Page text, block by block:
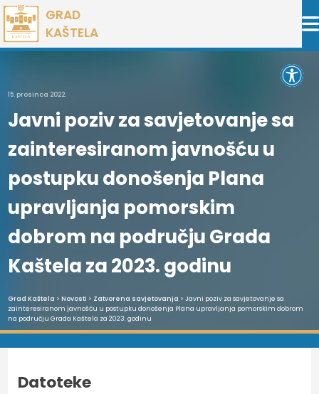
Preskoči
na
sadržaj
GRAD
KAŠTELA
15. prosinca 2022.
Javni poziv za savjetovanje sa
zainteresiranom javnošću u
postupku donošenja Plana
upravljanja pomorskim
dobrom na području Grada
Kaštela za 2023. godinu
Grad Kaštela > Novosti > Zatvorena savjetovanja > Javni poziv za savjetovanje sa
zainteresiranom javnošću u postupku donošenja Plana upravljanja pomorskim dobrom
na području Grada Kaštela za 2023. godinu
Datoteke